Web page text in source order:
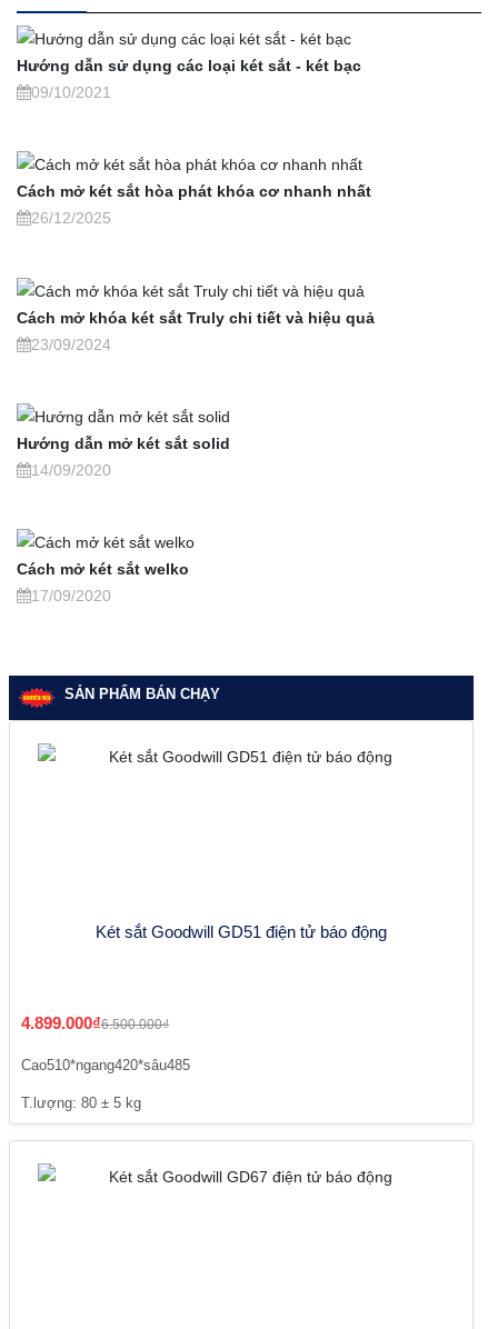
Hướng dẫn sử dụng các loại két sắt - két bạc
09/10/2021
Cách mở két sắt hòa phát khóa cơ nhanh nhất
26/12/2025
Cách mở khóa két sắt Truly chi tiết và hiệu quả
23/09/2024
Hướng dẫn mở két sắt solid
14/09/2020
Cách mở két sắt welko
17/09/2020
SẢN PHẨM BÁN CHẠY
Két sắt Goodwill GD51 điện tử báo động
4.899.000₫6.500.000₫
Cao510*ngang420*sâu485
T.lượng: 80 ± 5 kg